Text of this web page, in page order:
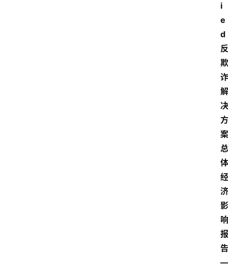
i
e
d
反
欺
诈
解
决
方
案
总
体
经
济
影
响
报
告
—